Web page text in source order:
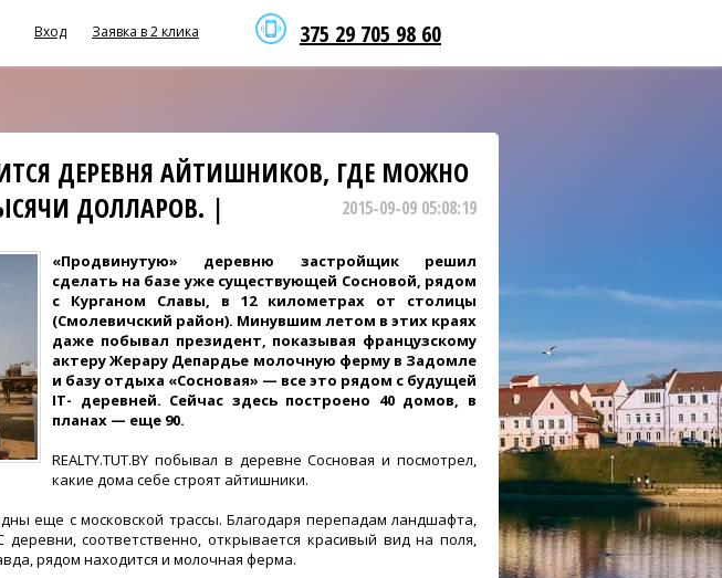
375 29 705 98 60
Вход Заявка в 2 клика
ДЕРЕВНЯ АЙТИШНИКОВ, ГДЕ МОЖНО
ДОЛЛАРОВ. |
2015-09-09 05:08:19
«Продвинутую» деревню застройщик решил
сделать на базе уже существующей Сосновой, рядом
с Курганом Славы, в 12 километрах от столицы
(Смолевичский район). Минувшим летом в этих краях
даже побывал президент, показывая французскому
актеру Жерару Депардье молочную ферму в Задомле
и базу отдыха «Сосновая» — все это рядом с будущей
IT- деревней. Сейчас здесь построено 40 домов, в
планах — еще 90.
REALTY.TUT.BY побывал в деревне Сосновая и посмотрел,
какие дома себе строят айтишники.
еще с московской трассы. Благодаря перепадам ландшафта,
соответственно, открывается красивый вид на поля,
рядом находится и молочная ферма.